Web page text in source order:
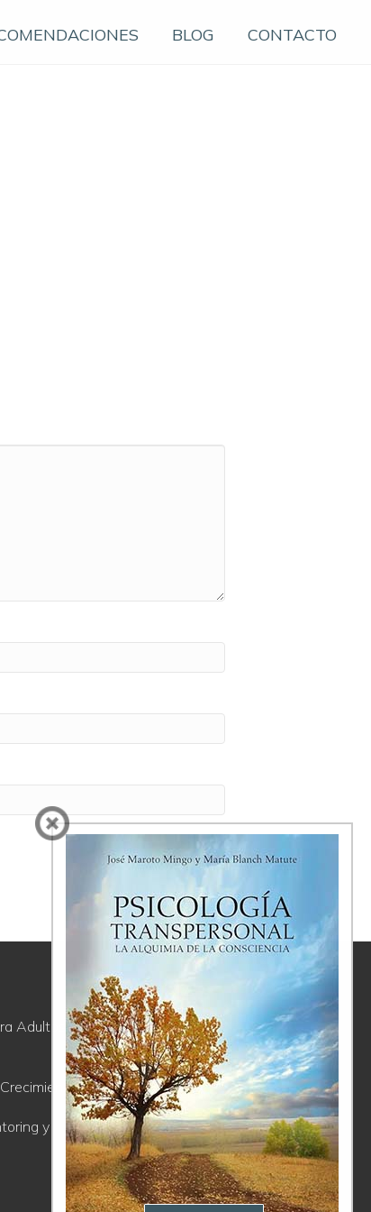
BLOG CONTACTO
Adultos y
y
ÚLTIMAS
REFLEXIONES
La Proyección, un regalo incómodo
Comunicación Consciente; de la
soledad del ego a la comunión del
Ser
Crisis y autocuidado. Los límites
entre la culpa y el perdón